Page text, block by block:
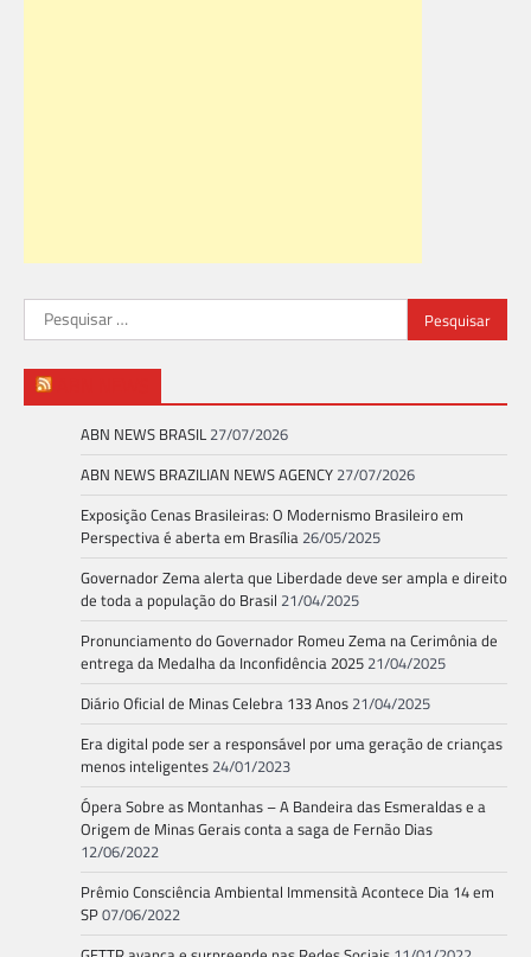
Pesquisar
por:
ABN NEWS BRASIL 27/07/2026
ABN NEWS BRAZILIAN NEWS AGENCY 27/07/2026
Exposição Cenas Brasileiras: O Modernismo Brasileiro em
Perspectiva é aberta em Brasília 26/05/2025
Governador Zema alerta que Liberdade deve ser ampla e direito
de toda a população do Brasil 21/04/2025
Pronunciamento do Governador Romeu Zema na Cerimônia de
entrega da Medalha da Inconfidência 2025 21/04/2025
Diário Oficial de Minas Celebra 133 Anos 21/04/2025
Era digital pode ser a responsável por uma geração de crianças
menos inteligentes 24/01/2023
Ópera Sobre as Montanhas – A Bandeira das Esmeraldas e a
Origem de Minas Gerais conta a saga de Fernão Dias
12/06/2022
Prêmio Consciência Ambiental Immensità Acontece Dia 14 em
SP07/06/2022